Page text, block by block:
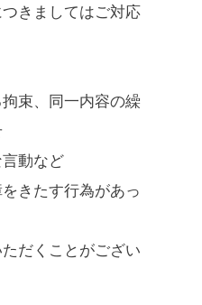
きましてはご対応
束、同一内容の繰
動など
きたす行為があっ
だくことがござい